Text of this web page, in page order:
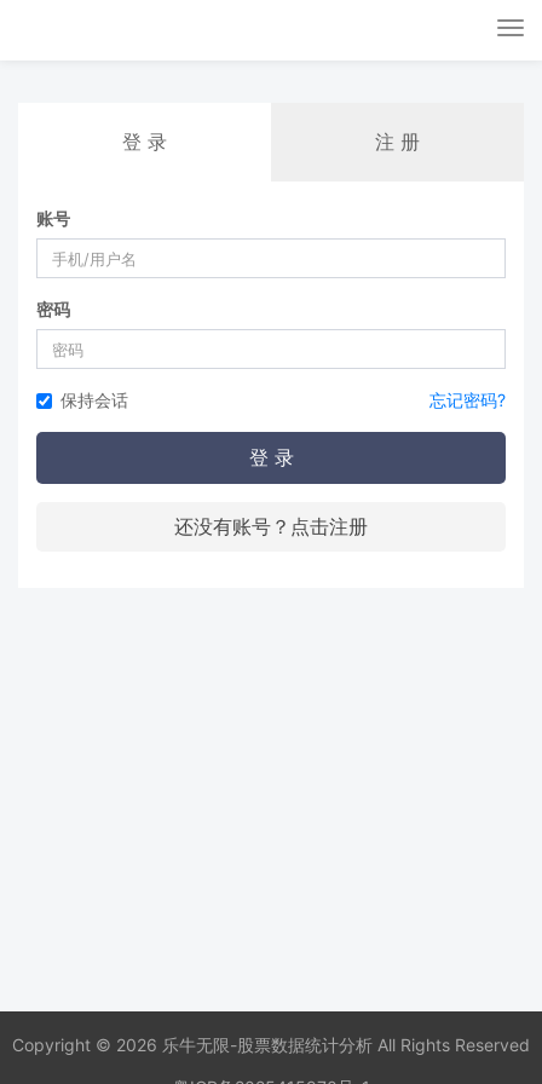
登 录 注 册
账号
密码
保持会话 忘记密码?
登 录
还没有账号？点击注册
Copyright © 2026 乐牛无限-股票数据统计分析 All Rights Reserved